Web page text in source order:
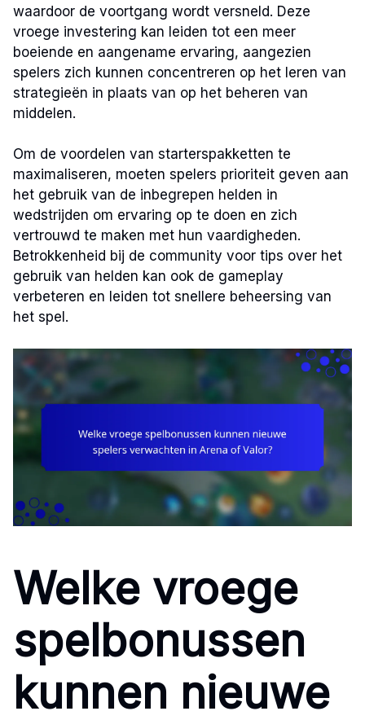
waardoor de voortgang wordt versneld. Deze
vroege investering kan leiden tot een meer
boeiende en aangename ervaring, aangezien
spelers zich kunnen concentreren op het leren van
strategieën in plaats van op het beheren van
middelen.
Om de voordelen van starterspakketten te
maximaliseren, moeten spelers prioriteit geven aan
het gebruik van de inbegrepen helden in
wedstrijden om ervaring op te doen en zich
vertrouwd te maken met hun vaardigheden.
Betrokkenheid bij de community voor tips over het
gebruik van helden kan ook de gameplay
verbeteren en leiden tot snellere beheersing van
het spel.
Welke vroege
spelbonussen
kunnen nieuwe